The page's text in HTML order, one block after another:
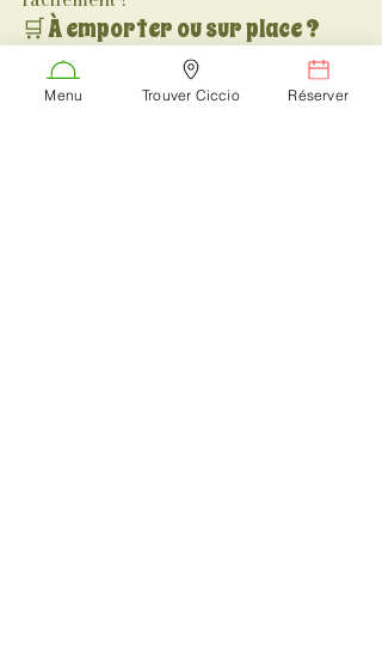
🛒 À emporter ou sur place ?
✅ Commande via notre site
ciccio-
vino.fr 📞 Réservation & infos au 06
Menu Trouver Ciccio Réserver